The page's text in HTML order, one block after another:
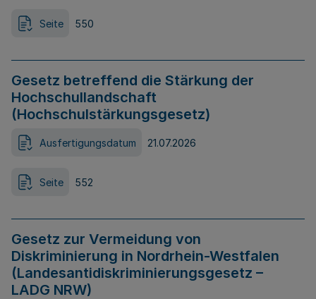
Seite 550
Gesetz betreffend die Stärkung der
Hochschullandschaft
(Hochschulstärkungsgesetz)
Ausfertigungsdatum 21.07.2026
Seite 552
Gesetz zur Vermeidung von
Diskriminierung in Nordrhein-Westfalen
(Landesantidiskriminierungsgesetz –
LADG NRW)